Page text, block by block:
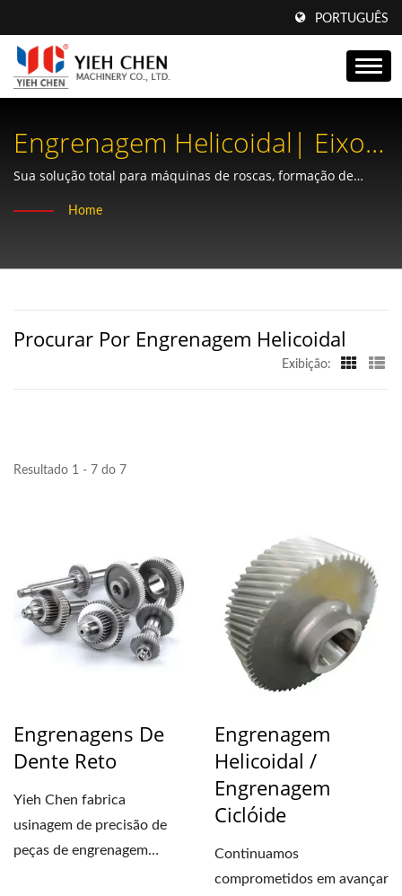
PORTUGUÊS
Engrenagem Helicoidal| Eixos
De Verme Avançados Por Yieh
Chen: Otimizando Soluções De
Sua solução total para máquinas de roscas, formação de
Home
Procurar Por Engrenagem Helicoidal
Exibição:
Resultado 1 - 7 do 7
Engrenagens De
Dente Reto
Yieh Chen fabrica
usinagem de precisão de
peças de engrenagem
Engrenagem
Helicoidal /
Engrenagem
Ciclóide
Continuamos
comprometidos em avançar